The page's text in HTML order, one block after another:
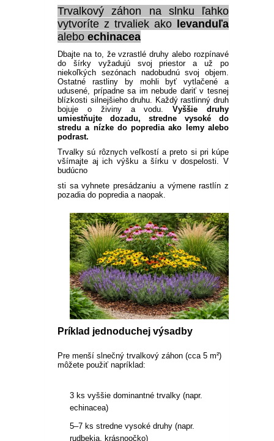
Trvalkový záhon na slnku ľahko
vytvoríte z trvaliek ako
levanduľa
alebo echinacea
Dbajte na to, že vzrastlé druhy alebo rozpínavé
do šírky vyžadujú svoj priestor a už po
niekoľkých sezónach nadobudnú svoj objem.
Ostatné rastliny by mohli byť vytlačené a
udusené, prípadne sa im nebude dariť v tesnej
blízkosti silnejšieho druhu. Každý rastlinný druh
bojuje o živiny a vodu. Vyššie druhy
umiestňujte dozadu, stredne vysoké do
stredu a nízke do popredia ako lemy alebo
podrast.
Trvalky sú rôznych veľkostí a preto si pri kúpe
všímajte aj ich výšku a šírku v dospelosti. V
budúcno
sti sa vyhnete presádzaniu a výmene rastlín z
pozadia do popredia a naopak.
Príklad jednoduchej výsadby
Pre menší slnečný trvalkový záhon (cca 5 m²)
môžete použiť napríklad:
3 ks vyššie dominantné trvalky (napr.
echinacea)
5–7 ks stredne vysoké druhy (napr.
rudbekia, krásnoočko)